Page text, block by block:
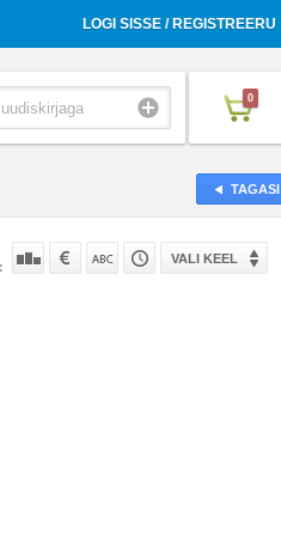
LOGI SISSE / REGISTREERU
0
TAGASI
VALI KEEL